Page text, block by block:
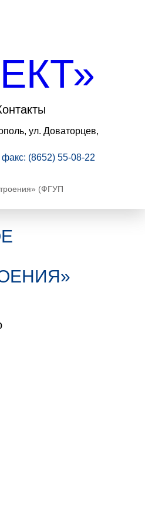
ул. Доваторцев,
(8652) 55-08-22
(ФГУП